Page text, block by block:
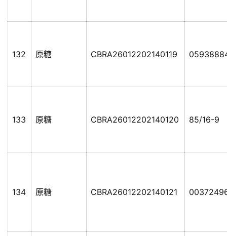
132 原糖 CBRA26012202140119
133 原糖 CBRA26012202140120 85/16-9
134 原糖 CBRA26012202140121